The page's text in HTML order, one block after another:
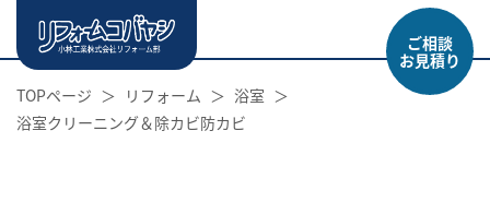
ご相談
お見積り
TOPページ
リフォーム
浴室
浴室クリーニング＆除カビ防カビ